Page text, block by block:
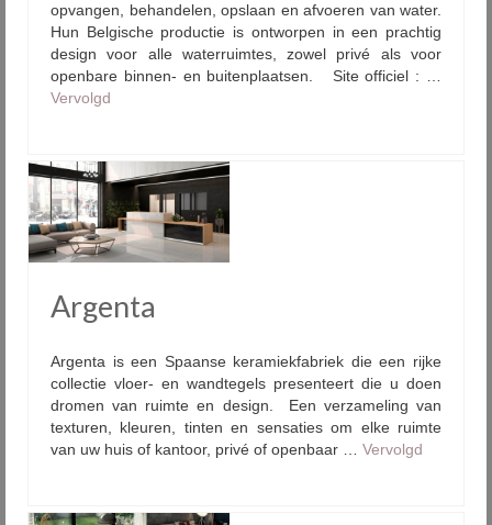
opvangen, behandelen, opslaan en afvoeren van water.
Hun Belgische productie is ontworpen in een prachtig
design voor alle waterruimtes, zowel privé als voor
openbare binnen- en buitenplaatsen. Site officiel : …
Vervolgd
Argenta
Argenta is een Spaanse keramiekfabriek die een rijke
collectie vloer- en wandtegels presenteert die u doen
dromen van ruimte en design. Een verzameling van
texturen, kleuren, tinten en sensaties om elke ruimte
van uw huis of kantoor, privé of openbaar … Vervolgd